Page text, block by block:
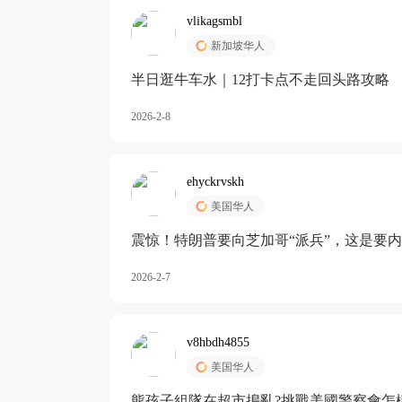
vlikagsmbl
新加坡华人
半日逛牛车水｜12打卡点不走回头路攻略
2026-2-8
ehyckrvskh
美国华人
震惊！特朗普要向芝加哥“派兵”，这是要
2026-2-7
v8hbdh4855
美国华人